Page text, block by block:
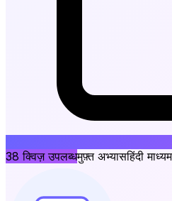
38 क्विज़ उपलब्धमुफ़्त अभ्यासहिंदी माध्यम